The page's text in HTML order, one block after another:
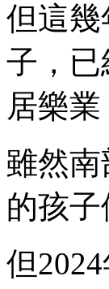
但這
子，
居樂
雖然
的孩子
但